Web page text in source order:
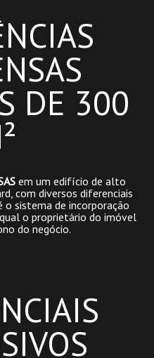
DE 300
em um edifício de alto
com diversos diferenciais
o sistema de incorporação
o proprietário do imóvel
do negócio.